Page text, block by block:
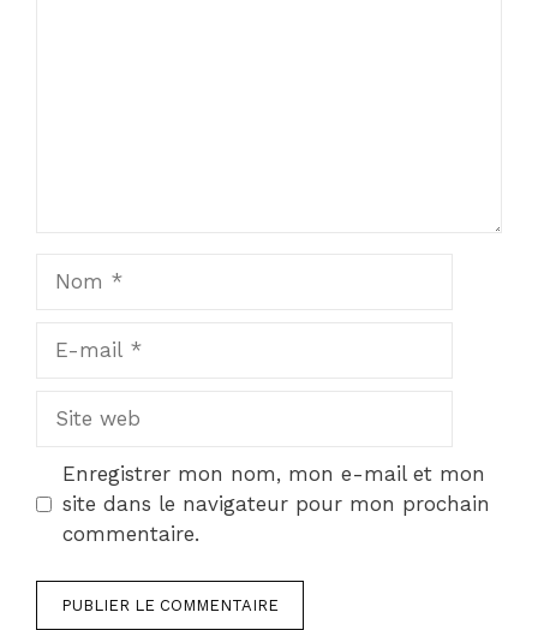
Site
Enregistrer mon nom, mon e-mail et mon
site dans le navigateur pour mon prochain
commentaire.